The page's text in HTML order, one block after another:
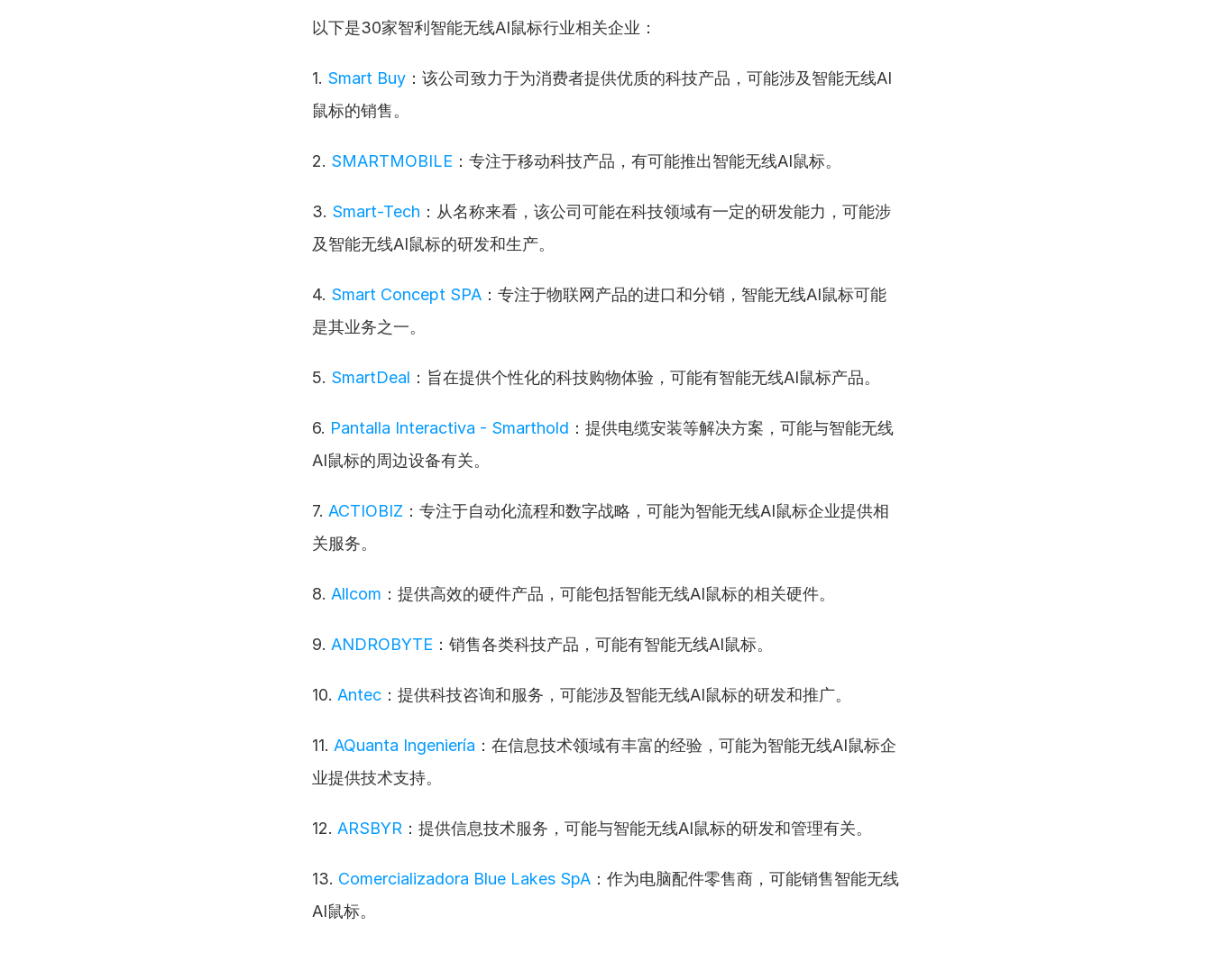
以下是30家智利智能无线AI鼠标行业相关企业：
1. Smart Buy ：该公司致力于为消费者提供优质的科技产品，可能涉及智能无线AI
鼠标的销售。
2. SMARTMOBILE ：专注于移动科技产品，有可能推出智能无线AI鼠标。
3. Smart-Tech ：从名称来看，该公司可能在科技领域有一定的研发能力，可能涉
及智能无线AI鼠标的研发和生产。
4. Smart Concept SPA ：专注于物联网产品的进口和分销，智能无线AI鼠标可能
是其业务之一。
5. SmartDeal ：旨在提供个性化的科技购物体验，可能有智能无线AI鼠标产品。
6. Pantalla Interactiva - Smarthold ：提供电缆安装等解决方案，可能与智能无线
AI鼠标的周边设备有关。
7. ACTIOBIZ ：专注于自动化流程和数字战略，可能为智能无线AI鼠标企业提供相
关服务。
8. Allcom ：提供高效的硬件产品，可能包括智能无线AI鼠标的相关硬件。
9. ANDROBYTE ：销售各类科技产品，可能有智能无线AI鼠标。
10. Antec ：提供科技咨询和服务，可能涉及智能无线AI鼠标的研发和推广。
11. AQuanta Ingeniería ：在信息技术领域有丰富的经验，可能为智能无线AI鼠标企
业提供技术支持。
12. ARSBYR ：提供信息技术服务，可能与智能无线AI鼠标的研发和管理有关。
13. Comercializadora Blue Lakes SpA ：作为电脑配件零售商，可能销售智能无线
AI鼠标。